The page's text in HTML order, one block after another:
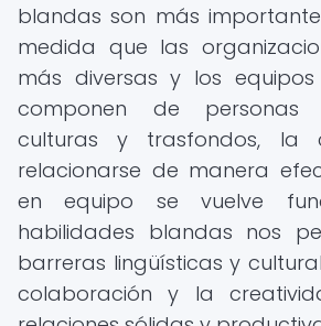
blandas son más
medida que las
más diversas y los
componen de personas
culturas y trasfondos, la
relacionarse de manera
en equipo se vuelve
habilidades blandas nos
barreras lingüísticas y
colaboración y la